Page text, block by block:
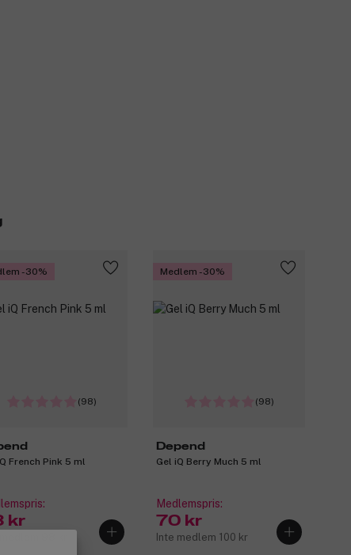
-30%
(98)
French Pink 5 ml
kr
Medlem -30%
(98)
Depend
Gel iQ Berry Much 5 ml
Medlemspris:
70 kr
Inte medlem 100 kr